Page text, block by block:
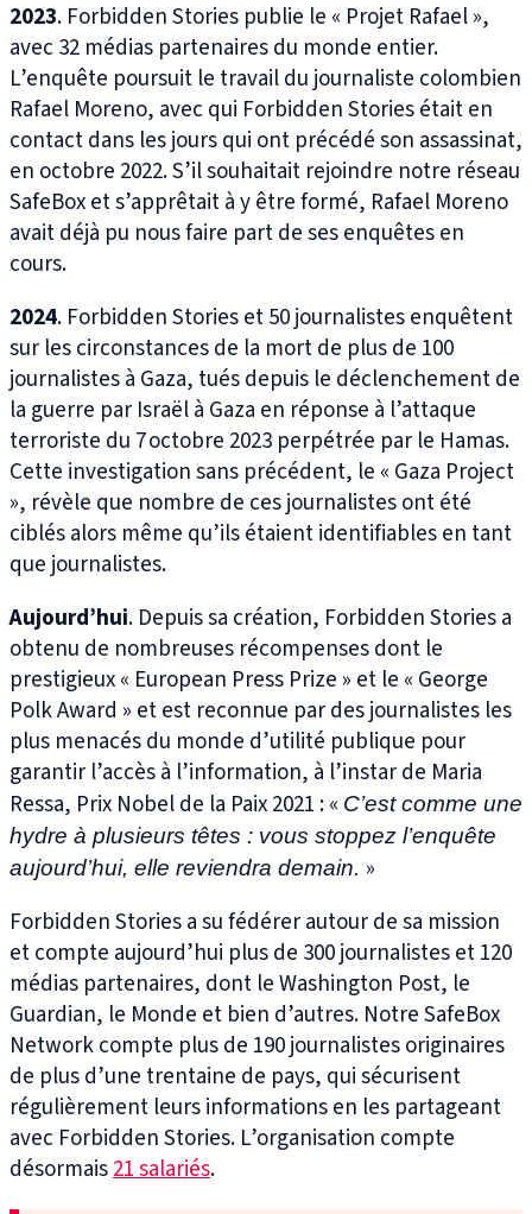
2023. Forbidden Stories publie le « Projet Rafael »,
avec 32 médias partenaires du monde entier.
L’enquête poursuit le travail du journaliste colombien
Rafael Moreno, avec qui Forbidden Stories était en
contact dans les jours qui ont précédé son assassinat,
en octobre 2022. S’il souhaitait rejoindre notre réseau
SafeBox et s’apprêtait à y être formé, Rafael Moreno
avait déjà pu nous faire part de ses enquêtes en
cours.
2024. Forbidden Stories et 50 journalistes enquêtent
sur les circonstances de la mort de plus de 100
journalistes à Gaza, tués depuis le déclenchement de
la guerre par Israël à Gaza en réponse à l’attaque
terroriste du 7 octobre 2023 perpétrée par le Hamas.
Cette investigation sans précédent, le « Gaza Project
», révèle que nombre de ces journalistes ont été
ciblés alors même qu’ils étaient identifiables en tant
que journalistes.
Aujourd’hui. Depuis sa création, Forbidden Stories a
obtenu de nombreuses récompenses dont le
prestigieux « European Press Prize » et le « George
Polk Award » et est reconnue par des journalistes les
plus menacés du monde d’utilité publique pour
garantir l’accès à l’information, à l’instar de Maria
Ressa, Prix Nobel de la Paix 2021 : « C’est comme une
hydre à plusieurs têtes : vous stoppez l’enquête
aujourd’hui, elle reviendra demain. »
Forbidden Stories a su fédérer autour de sa mission
et compte aujourd’hui plus de 300 journalistes et 120
médias partenaires, dont le Washington Post, le
Guardian, le Monde et bien d’autres. Notre SafeBox
Network compte plus de 190 journalistes originaires
de plus d’une trentaine de pays, qui sécurisent
régulièrement leurs informations en les partageant
avec Forbidden Stories. L’organisation compte
désormais21 salariés.